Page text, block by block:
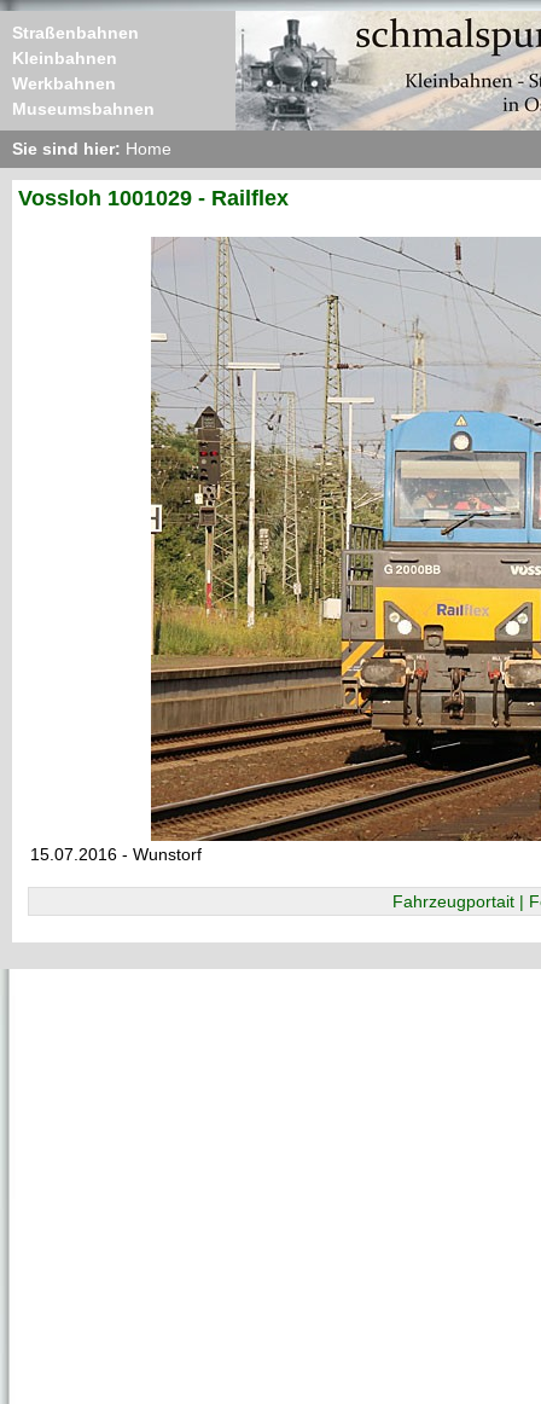
Straßenbahnen
Kleinbahnen
Werkbahnen
Museumsbahnen
Sie sind hier: Home
Vossloh 1001029 - Railflex
15.07.2016 - Wunstorf
Fahrzeugportait |